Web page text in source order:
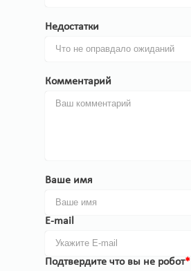
Недостатки
Комментарий
Ваше имя
E-mail
Подтвердите что вы не робот*